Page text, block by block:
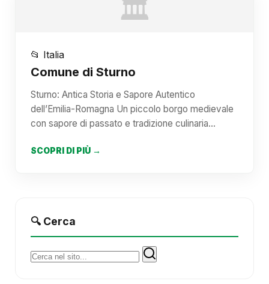
🏛️
📂 Italia
Comune di Sturno
Sturno: Antica Storia e Sapore Autentico
dell’Emilia-Romagna Un piccolo borgo medievale
con sapore di passato e tradizione culinaria…
SCOPRI DI PIÙ →
🔍 Cerca
Cerca: